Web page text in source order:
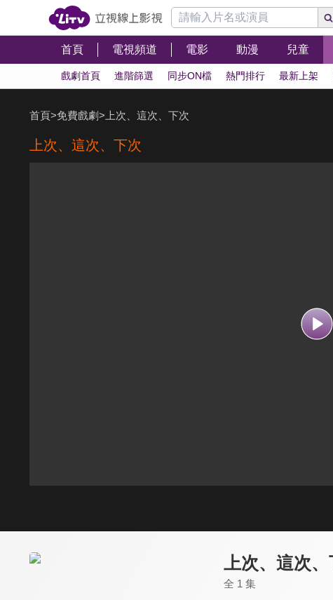
首頁 電視頻道 電影 動漫 兒童
戲劇首頁 進階篩選 同步ON檔 熱門排行 最新上架
首頁>免費戲劇> 上次、這次、下次
上次、這次、下次
上次、這次、
全 1 集